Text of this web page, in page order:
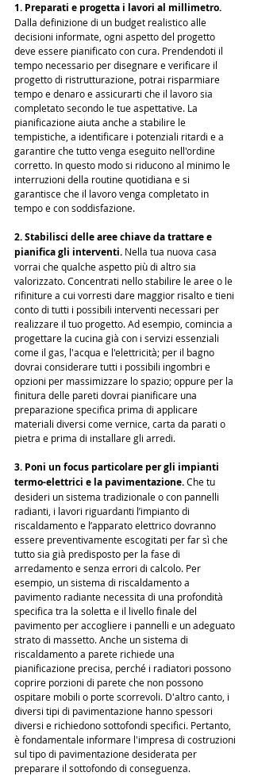
1. Preparati e progetta i lavori al millimetro.
Dalla definizione di un budget realistico alle
decisioni informate, ogni aspetto del progetto
deve essere pianificato con cura. Prendendoti il
tempo necessario per disegnare e verificare il
progetto di ristrutturazione, potrai risparmiare
tempo e denaro e assicurarti che il lavoro sia
completato secondo le tue aspettative. La
pianificazione aiuta anche a stabilire le
tempistiche, a identificare i potenziali ritardi e a
garantire che tutto venga eseguito nell'ordine
corretto. In questo modo si riducono al minimo le
interruzioni della routine quotidiana e si
garantisce che il lavoro venga completato in
tempo e con soddisfazione.
2. Stabilisci delle aree chiave da trattare e
pianifica gli interventi. Nella tua nuova casa
vorrai che qualche aspetto più di altro sia
valorizzato. Concentrati nello stabilire le aree o le
rifiniture a cui vorresti dare maggior risalto e tieni
conto di tutti i possibili interventi necessari per
realizzare il tuo progetto. Ad esempio, comincia a
progettare la cucina già con i servizi essenziali
come il gas, l'acqua e l'elettricità; per il bagno
dovrai considerare tutti i possibili ingombri e
opzioni per massimizzare lo spazio; oppure per la
finitura delle pareti dovrai pianificare una
preparazione specifica prima di applicare
materiali diversi come vernice, carta da parati o
pietra e prima di installare gli arredi.
3. Poni un focus particolare per gli impianti
termo-elettrici e la pavimentazione. Che tu
desideri un sistema tradizionale o con pannelli
radianti, i lavori riguardanti l’impianto di
riscaldamento e l’apparato elettrico dovranno
essere preventivamente escogitati per far sì che
tutto sia già predisposto per la fase di
arredamento e senza errori di calcolo. Per
esempio, un sistema di riscaldamento a
pavimento radiante necessita di una profondità
specifica tra la soletta e il livello finale del
pavimento per accogliere i pannelli e un adeguato
strato di massetto. Anche un sistema di
riscaldamento a parete richiede una
pianificazione precisa, perché i radiatori possono
coprire porzioni di parete che non possono
ospitare mobili o porte scorrevoli. D'altro canto, i
diversi tipi di pavimentazione hanno spessori
diversi e richiedono sottofondi specifici. Pertanto,
è fondamentale informare l'impresa di costruzioni
sul tipo di pavimentazione desiderata per
preparare il sottofondo di conseguenza.